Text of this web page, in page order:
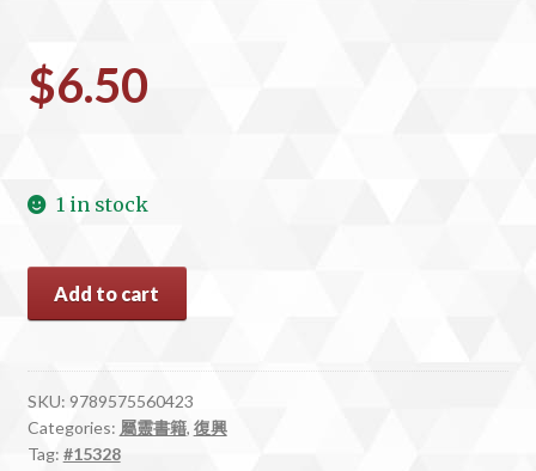
$6.50
1 in stock
#15328
延
燒
quantity
Add to cart
SKU: 9789575560423
Categories: 屬靈書籍, 復興
Tag: #15328